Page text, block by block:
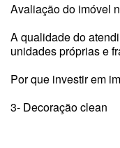
Avaliação do imóvel
A qualidade do
unidades próprias e
Por que investir em
3- Decoração clean